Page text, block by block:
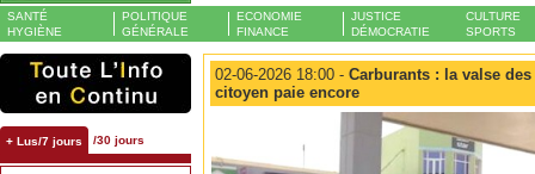
SANTÉ
HYGIÈNE
POLITIQUE
GÉNÉRALE
ECONOMIE
FINANCE
JUSTICE
DÉMOCRATIE
CULTURE
SPORTS
+ Lus/7 jours /30 jours
02-06-2026 18:00 - Carburants : la valse
citoyen paie encore